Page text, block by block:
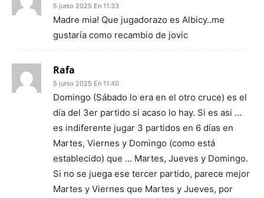
5 junio 2025 En 11:33
Madre mia! Que jugadorazo es Albicy..me
gustaría como recambio de jovic
Rafa
5 junio 2025 En 11:40
Domingo (Sábado lo era en el otro cruce) es el
día del 3er partido si acaso lo hay. Si es asi …
es indiferente jugar 3 partidos en 6 días en
Martes, Viernes y Domingo (como está
establecido) que … Martes, Jueves y Domingo.
Si no se juega ese tercer partido, parece mejor
Martes y Viernes que Martes y Jueves, por